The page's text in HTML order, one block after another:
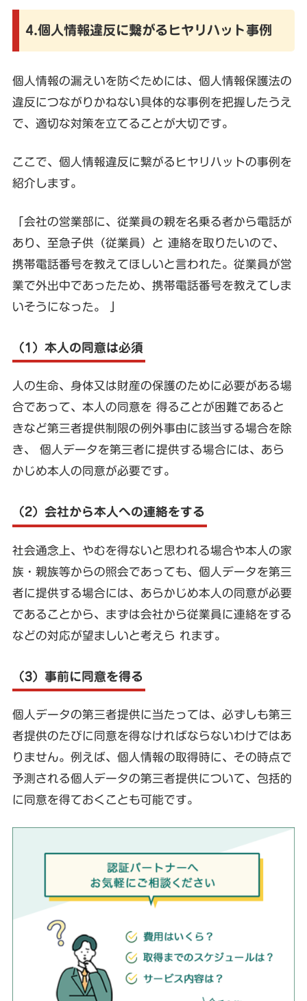
4.個人情報違反に繋がるヒヤリハット事例
個人情報の漏えいを防ぐためには、個人情報保護法の
違反につながりかねない具体的な事例を把握したうえ
で、適切な対策を立てることが大切です。
ここで、個人情報違反に繋がるヒヤリハットの事例を
紹介します。
「会社の営業部に、従業員の親を名乗る者から電話が
あり、至急子供（従業員）と 連絡を取りたいので、
携帯電話番号を教えてほしいと言われた。従業員が営
業で外出中であったため、携帯電話番号を教えてしま
いそうになった。 」
（1）本人の同意は必須
人の生命、身体又は財産の保護のために必要がある場
合であって、本人の同意を 得ることが困難であると
きなど第三者提供制限の例外事由に該当する場合を除
き、 個人データを第三者に提供する場合には、あら
かじめ本人の同意が必要です。
（2）会社から本人への連絡をする
社会通念上、やむを得ないと思われる場合や本人の家
族・親族等からの照会であっても、個人データを第三
者に提供する場合には、あらかじめ本人の同意が必要
であることから、まずは会社から従業員に連絡をする
などの対応が望ましいと考えら れます。
（3）事前に同意を得る
個人データの第三者提供に当たっては、必ずしも第三
者提供のたびに同意を得なければならないわけではあ
りません。例えば、個人情報の取得時に、その時点で
予測される個人データの第三者提供について、包括的
に同意を得ておくことも可能です。